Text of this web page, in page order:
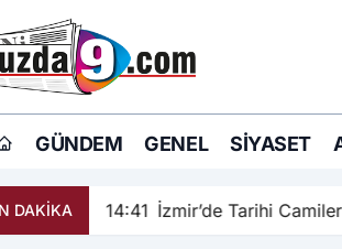
GÜNDEM GENEL SIYASET
DAKİKA 14:41 İzmir’de Tarihi